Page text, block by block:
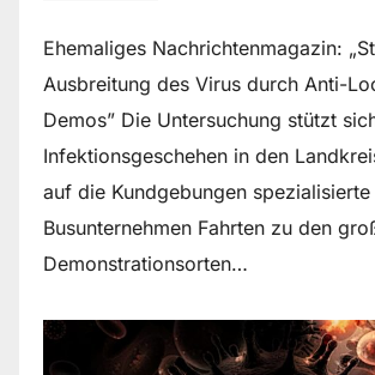
Ehemaliges Nachrichtenmagazin:
Ausbreitung des Virus durch Anti-
Demos” Die Untersuchung stützt
Infektionsgeschehen in den
auf die Kundgebungen spezialisierte
Busunternehmen Fahrten zu den
Demonstrationsorten…